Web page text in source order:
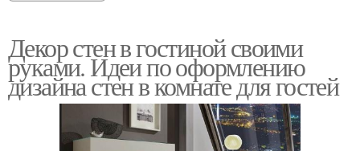
Декор стен в гостиной своими
руками. Идеи по оформлению
дизайна стен в комнате для гостей